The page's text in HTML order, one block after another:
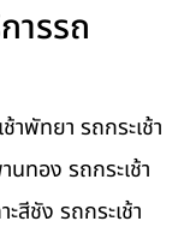
ารรถ
าพัทยา รถกระเช้า
นทอง รถกระเช้า
สีชัง รถกระเช้า